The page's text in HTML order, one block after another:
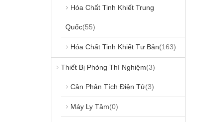
Hóa Chất Tinh Khiết Trung
Quốc(55)
Hóa Chất Tinh Khiết Tư Bản(163)
Thiết Bị Phòng Thí Nghiệm(3)
Cân Phân Tích Điện Tử(3)
Máy Ly Tâm(0)